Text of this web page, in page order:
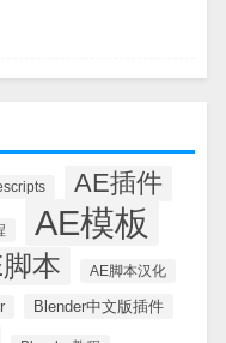
AE插件
AE模板
本 AE脚本汉化
Blender中文版插件